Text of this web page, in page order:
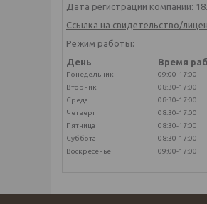
Дата регистрации компании:
Ссылка на свидетельство/
Режим работы:
День
Время
Понедельник
09:00-17:00
Вторник
08:30-17:00
Среда
08:30-17:00
Четверг
08:30-17:00
Пятница
08:30-17:00
Суббота
08:30-17:00
Воскресенье
09:00-17:00